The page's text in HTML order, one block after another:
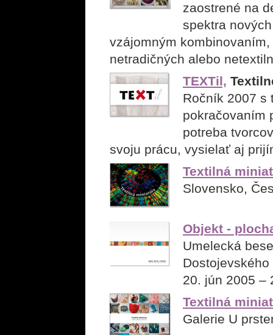
zaostrené na
spektra
vzájomným
netradičných alebo
TEXTil,
Ročník 2007 s
pokračovaním
potreba
svoju prácu, vysielať aj
Textilná
Slovensko,
Objekt -
Umelecká
20. jún 2005 –
Textilná
Galerie U